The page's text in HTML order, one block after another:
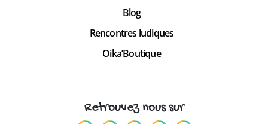
Blog
Rencontres ludiques
Oika’Boutique
Retrouvez nous sur